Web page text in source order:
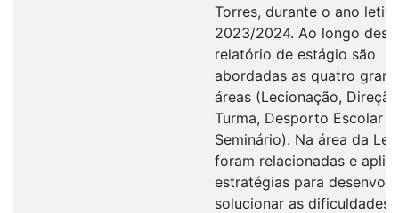
Torres, durante o ano
2023/2024. Ao longo
relatório de estágio são
abordadas as quatro
áreas (Lecionação,
Turma, Desporto Escolar e
Seminário). Na área da
foram relacionadas e
estratégias para
solucionar as dificuldades